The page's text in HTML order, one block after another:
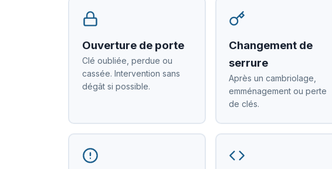
Ouverture de porte
Clé oubliée, perdue ou
cassée. Intervention sans
dégât si possible.
Changement de
serrure
Après un cambriolage,
emménagement ou perte
de clés.